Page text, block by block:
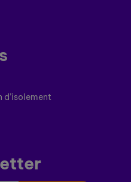
d’isolement